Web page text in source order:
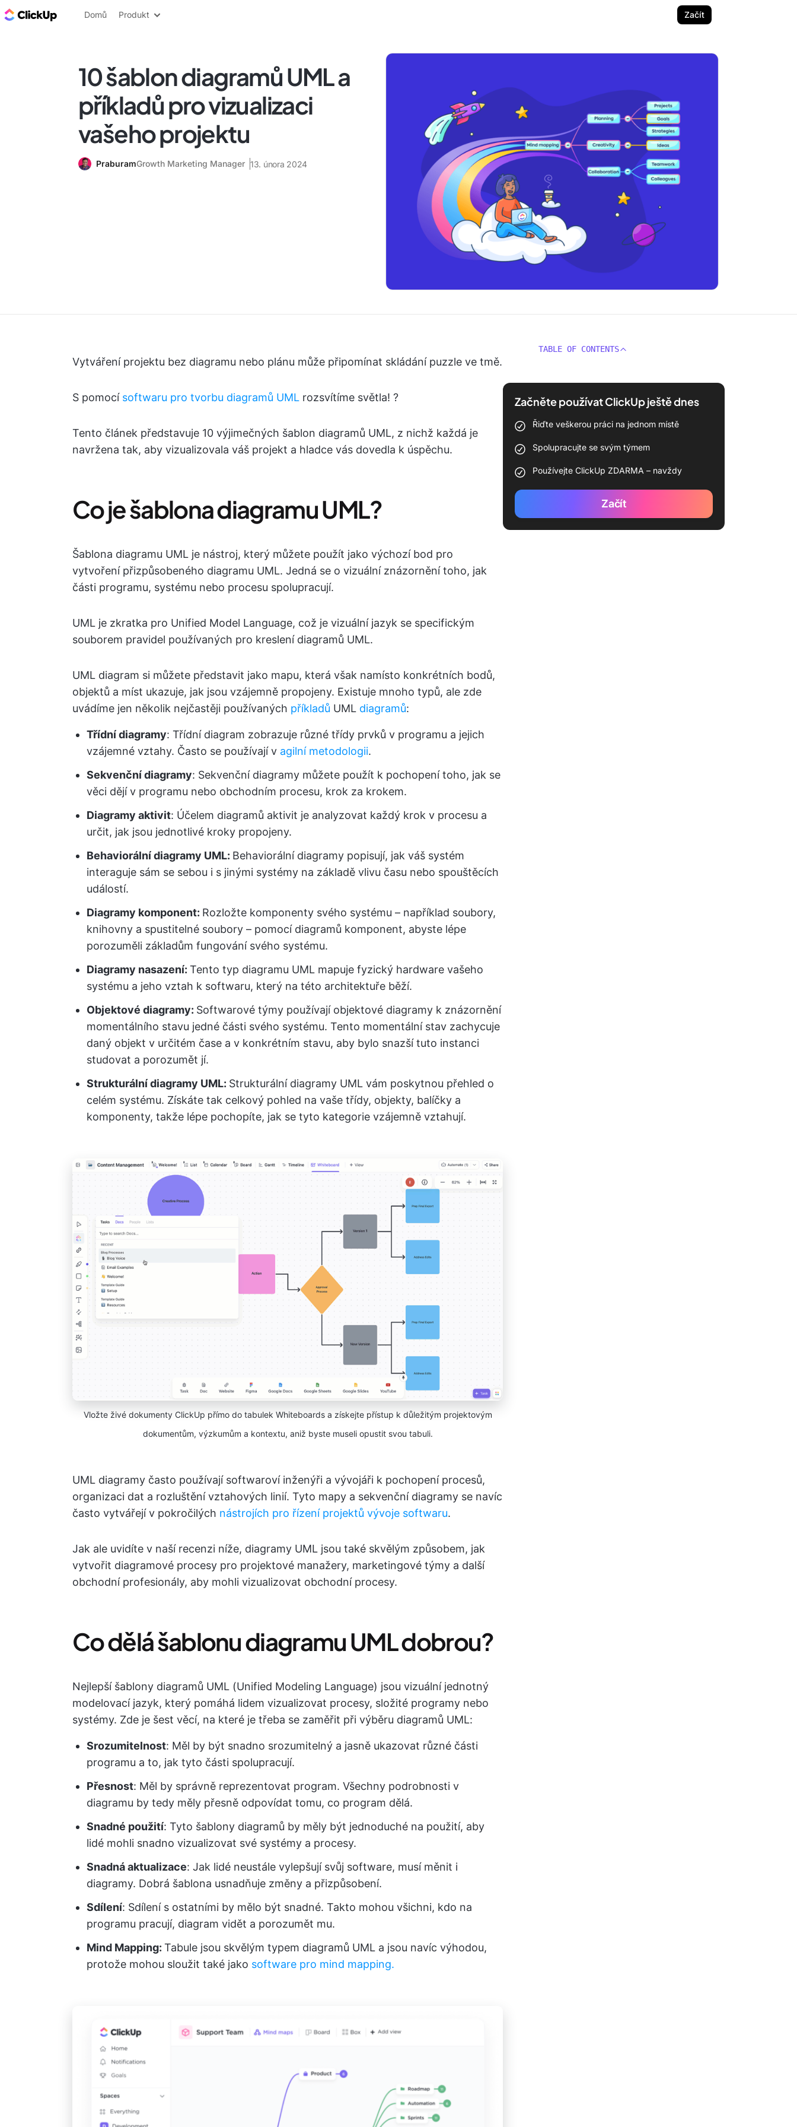
ClickUp blog
Domů Produkt Začít
10 šablon diagramů UML a
příkladů pro vizualizaci
vašeho projektu
PraburamGrowth Marketing Manager 13. února 2024
Vytváření projektu bez diagramu nebo plánu může připomínat skládání puzzle ve tmě.
S pomocí softwaru pro tvorbu diagramů UML rozsvítíme světla! ?
Tento článek představuje 10 výjimečných šablon diagramů UML, z nichž každá je
navržena tak, aby vizualizovala váš projekt a hladce vás dovedla k úspěchu.
Co je šablona diagramu UML?
Šablona diagramu UML je nástroj, který můžete použít jako výchozí bod pro
vytvoření přizpůsobeného diagramu UML. Jedná se o vizuální znázornění toho, jak
části programu, systému nebo procesu spolupracují.
UML je zkratka pro Unified Model Language, což je vizuální jazyk se specifickým
souborem pravidel používaných pro kreslení diagramů UML.
UML diagram si můžete představit jako mapu, která však namísto konkrétních bodů,
objektů a míst ukazuje, jak jsou vzájemně propojeny. Existuje mnoho typů, ale zde
uvádíme jen několik nejčastěji používaných příkladů UML diagramů:
Třídní diagramy: Třídní diagram zobrazuje různé třídy prvků v programu a jejich
vzájemné vztahy. Často se používají v agilní metodologii.
Sekvenční diagramy: Sekvenční diagramy můžete použít k pochopení toho, jak se
věci dějí v programu nebo obchodním procesu, krok za krokem.
Diagramy aktivit: Účelem diagramů aktivit je analyzovat každý krok v procesu a
určit, jak jsou jednotlivé kroky propojeny.
Behaviorální diagramy UML: Behaviorální diagramy popisují, jak váš systém
interaguje sám se sebou i s jinými systémy na základě vlivu času nebo spouštěcích
událostí.
Diagramy komponent: Rozložte komponenty svého systému – například soubory,
knihovny a spustitelné soubory – pomocí diagramů komponent, abyste lépe
porozuměli základům fungování svého systému.
Diagramy nasazení: Tento typ diagramu UML mapuje fyzický hardware vašeho
systému a jeho vztah k softwaru, který na této architektuře běží.
Objektové diagramy: Softwarové týmy používají objektové diagramy k znázornění
momentálního stavu jedné části svého systému. Tento momentální stav zachycuje
daný objekt v určitém čase a v konkrétním stavu, aby bylo snazší tuto instanci
studovat a porozumět jí.
Strukturální diagramy UML: Strukturální diagramy UML vám poskytnou přehled o
celém systému. Získáte tak celkový pohled na vaše třídy, objekty, balíčky a
komponenty, takže lépe pochopíte, jak se tyto kategorie vzájemně vztahují.
Vložte živé dokumenty ClickUp přímo do tabulek Whiteboards a získejte přístup k důležitým projektovým
dokumentům, výzkumům a kontextu, aniž byste museli opustit svou tabuli.
UML diagramy často používají softwaroví inženýři a vývojáři k pochopení procesů,
organizaci dat a rozluštění vztahových linií. Tyto mapy a sekvenční diagramy se navíc
často vytvářejí v pokročilých nástrojích pro řízení projektů vývoje softwaru.
Jak ale uvidíte v naší recenzi níže, diagramy UML jsou také skvělým způsobem, jak
vytvořit diagramové procesy pro projektové manažery, marketingové týmy a další
obchodní profesionály, aby mohli vizualizovat obchodní procesy.
Co dělá šablonu diagramu UML dobrou?
Nejlepší šablony diagramů UML (Unified Modeling Language) jsou vizuální jednotný
modelovací jazyk, který pomáhá lidem vizualizovat procesy, složité programy nebo
systémy. Zde je šest věcí, na které je třeba se zaměřit při výběru diagramů UML:
Srozumitelnost: Měl by být snadno srozumitelný a jasně ukazovat různé části
programu a to, jak tyto části spolupracují.
Přesnost: Měl by správně reprezentovat program. Všechny podrobnosti v
diagramu by tedy měly přesně odpovídat tomu, co program dělá.
Snadné použití: Tyto šablony diagramů by měly být jednoduché na použití, aby
lidé mohli snadno vizualizovat své systémy a procesy.
Snadná aktualizace: Jak lidé neustále vylepšují svůj software, musí měnit i
diagramy. Dobrá šablona usnadňuje změny a přizpůsobení.
Sdílení: Sdílení s ostatními by mělo být snadné. Takto mohou všichni, kdo na
programu pracují, diagram vidět a porozumět mu.
Mind Mapping: Tabule jsou skvělým typem diagramů UML a jsou navíc výhodou,
protože mohou sloužit také jako software pro mind mapping.
TABLE OF CONTENTS
Začněte používat ClickUp ještě dnes
Řiďte veškerou práci na jednom místě
Spolupracujte se svým týmem
Používejte ClickUp ZDARMA – navždy
Začít